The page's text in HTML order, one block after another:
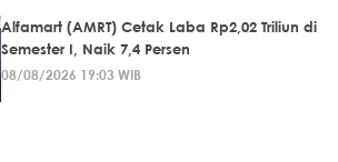
Alfamart (AMRT) Cetak Laba Rp2,02 Triliun di
Semester I, Naik 7,4 Persen
08/08/2026 19:03 WIB